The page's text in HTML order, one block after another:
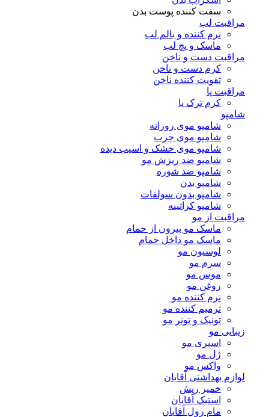
سفت کننده پوست بدن
مراقبت لب
نرم کننده و بالم لب
ماسک و پچ لب
مراقبت دست و ناخن
کرم دست و ناخن
تقویت کننده ناخن
مراقبت پا
کرم ترک پا
شامپو
شامپو موی روزانه
شامپو موی چرب
شامپو موی خشک و اسیب دیده
شامپو ضد ریزش مو
شامپو ضد شوره
شامپو بدن
شامپو بدون سولفات
شامپو کراتینه
مراقبت از مو
ماسک مو بیرون از حمام
ماسک مو داخل حمام
لوسیون مو
سرم مو
موس مو
روغن مو
نرم کننده مو
ترمیم کننده مو
تونیک و تونر مو
زیبایی مو
اسپری مو
ژل مو
واکس مو
لوازم بهداشتی آقایان
خمیر ریش
استیک آقایان
مام رول آقایان